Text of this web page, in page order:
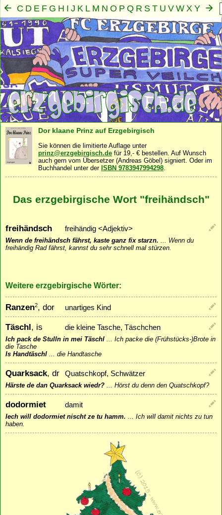
C D E F G H I J K L M N O P Q R S T U V W X Y
Z A B
Mensch · Seele ·Geist· Familie·Gemeinschaft·
Dor klaane Prinz auf Erzgebirgisch
Sie können die limitierte Auflage unter
prinz@erzgebirgisch.de für 19,- € bestellen. Auf Wunsch
auch gern vom Übersetzer (Andreas Göbel) signiert. Oder im
Buchhandel unter der ISBN 9783947994298.
Das erzgebirgische Wort "freihändsch"
freihändsch freihändig <Adjektiv>
Wenn de freihändsch fährst, kaste ganz fix starzn. ... Wenn du
freihändig Rad fährst, kannst du sehr schnell mal stürzen.
Weitere erzgebirgische Wörter:
Ranzen2, dor unartiges Kind
Täschl, is die kleine Tasche, Täschchen
Ich pack de Stulln in mei Täschl ... Ich packe die (Frühstücks-)Brote in
die Tasche
Is Handtäschl ... die Handtasche
Quarksack, dr Quatschkopf, Schwätzer
Härste de dan Quarksack wiedr? ... Hörst du denn den Quatschkopf?
dodormiet damit
Iech will dodormiet nischt ze tu hamm. ... Ich will damit nichts zu tun
haben.